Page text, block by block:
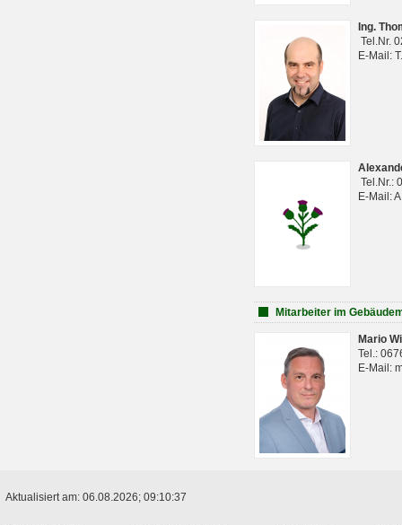
Ing.
Tel.Nr.
E-Mail:
Tel.Nr.:
E-Mail:
Mitarbeiter im
Mario
Tel.:
E-Mail:
Aktualisiert am: 06.08.2026; 09:10:37